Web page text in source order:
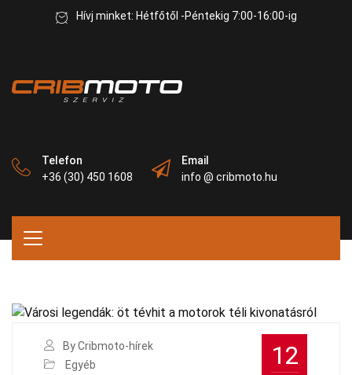
Hívj minket: Hétfőtől -Péntekig 7:00-16:00-ig
Telefon
+36 (30) 450 1608
Email
info @ cribmoto.hu
12
By Cribmoto-hírek
Egyéb